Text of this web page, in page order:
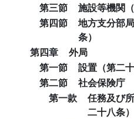
第三節
施設等機関
第四節
地方支分部
条）
第四章
外局
第一節
設置（第二十
第二節
社会保険庁
第一款
任務及び
二十八条）